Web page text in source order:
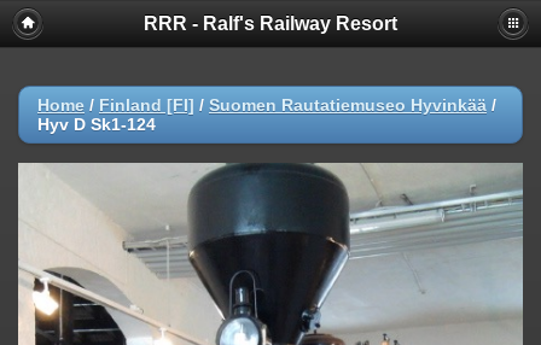
RRR - Ralf's Railway Resort
Home / Finland [FI] / Suomen Rautatiemuseo Hyvinkää /
Hyv D Sk1-124